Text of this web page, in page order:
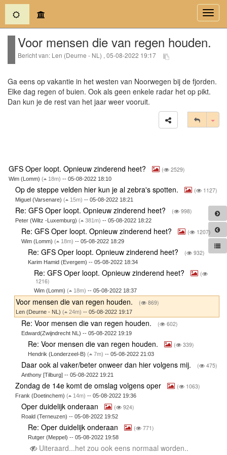
(current)
Voor mensen die van regen houden.
Bericht van: Len (Deurne - NL) , 05-08-2022 19:17
Ga eens op vakantie in het westen van Noorwegen bij de fjorden.
Elke dag regen of buien. Ook als geen enkele radar het op pikt.
Dan kun je de rest van het jaar weer vooruit.
GFS Oper loopt. Opnieuw zinderend heet? ( 2529)
Wim (Lomm) ( 18m) -- 05-08-2022 18:10
Op de steppe velden hier kun je al zebra's spotten. ( 1127)
Miguel (Varsenare) ( 15m) -- 05-08-2022 18:21
Re: GFS Oper loopt. Opnieuw zinderend heet? ( 998)
Peter (Wiltz -Luxemburg) ( 381m) -- 05-08-2022 18:22
Re: GFS Oper loopt. Opnieuw zinderend heet? ( 1207)
Wim (Lomm)( 18m) -- 05-08-2022 18:29
Re: GFS Oper loopt. Opnieuw zinderend heet? ( 932)
Karim Hamid (Evergem) -- 05-08-2022 18:34
Re: GFS Oper loopt. Opnieuw zinderend heet?
(
1216)
Wim (Lomm)( 18m) -- 05-08-2022 18:37
Voor mensen die van regen houden. ( 869)
Len (Deurne - NL) ( 24m) -- 05-08-2022 19:17
Re: Voor mensen die van regen houden. ( 602)
Edward(Zwijndrecht NL) -- 05-08-2022 19:19
Re: Voor mensen die van regen houden. ( 339)
Hendrik (Londerzeel-B) ( 7m) -- 05-08-2022 21:03
Daar ook al vaker/beter onweer dan hier volgens mij. ( 475)
Anthony [Tilburg] -- 05-08-2022 19:21
Zondag de 14e komt de omslag volgens oper ( 1063)
Frank (Doetinchem) ( 14m) -- 05-08-2022 19:36
Oper duidelijk onderaan ( 924)
Roald (Terneuzen) -- 05-08-2022 19:52
Re: Oper duidelijk onderaan ( 771)
Rutger (Meppel) -- 05-08-2022 19:58
Uiteraard...het zou ook eens normaal worden..